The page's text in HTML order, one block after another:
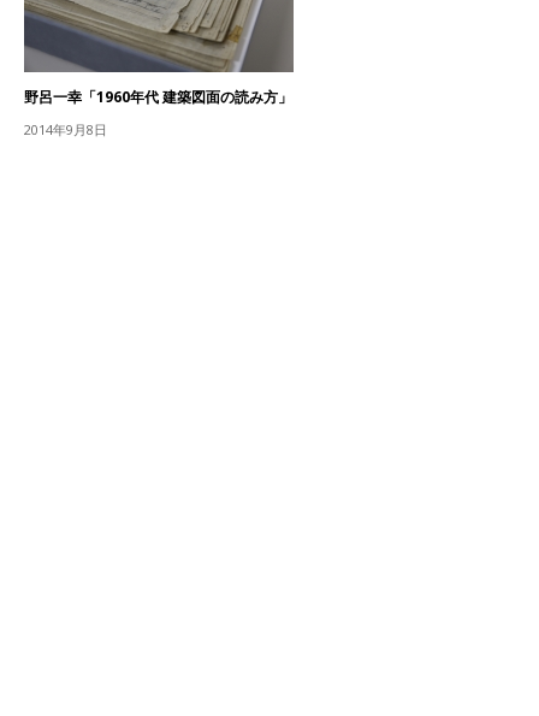
野呂一幸「1960年代 建築図面の読み方」
2014年9月8日